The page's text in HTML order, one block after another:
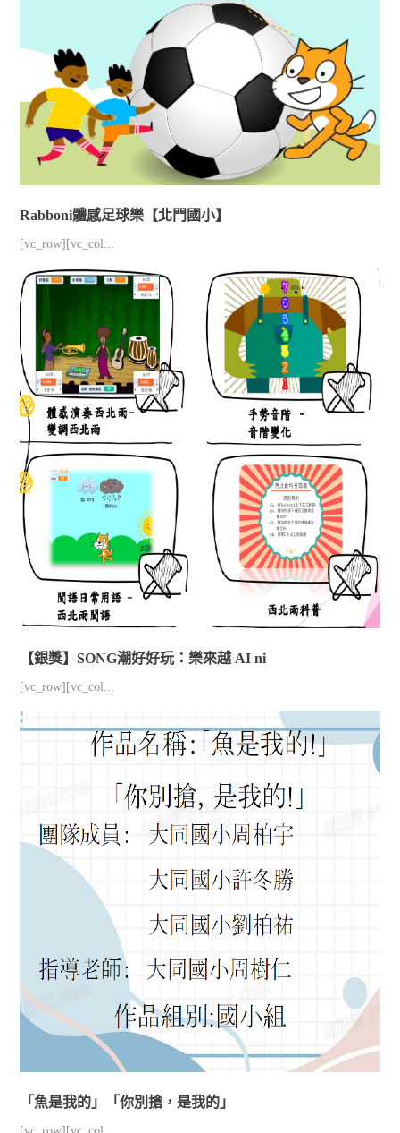
Rabboni體感足球樂【北門國小】
[vc_row][vc_col...
【銀獎】SONG潮好好玩：樂來越 AI ni
[vc_row][vc_col...
「魚是我的」「你別搶，是我的」